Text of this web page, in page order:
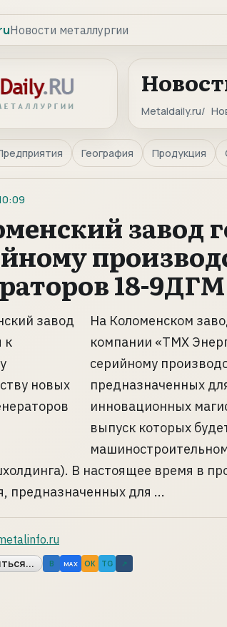
Новости металлургии
Metaldaily.ru
География Продукция
завод
18-9ДГМ
На Коломенском
компании «ТМХ
серийному
предназначенных
инновационных
выпуск которых
В настоящее время в
предназначенных для ...
B MAX OK TG ↗